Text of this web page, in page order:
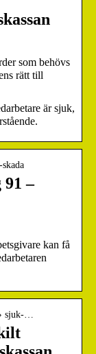
som behövs
rätt till
är sjuk,
–
kan få
sjuk-…